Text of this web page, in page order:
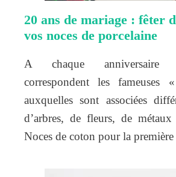
20 ans de mariage : fêter
vos noces de porcelaine
A chaque anniversaire
correspondent les fameuses
auxquelles sont associées
d’arbres, de fleurs, de
Noces de coton pour la